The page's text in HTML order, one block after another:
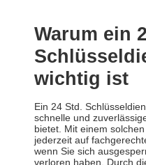
Warum ein
wichtig ist
Ein 24 Std.
schnelle und
bietet. Mit einem
jederzeit auf
wenn Sie sich
verloren haben. Durch